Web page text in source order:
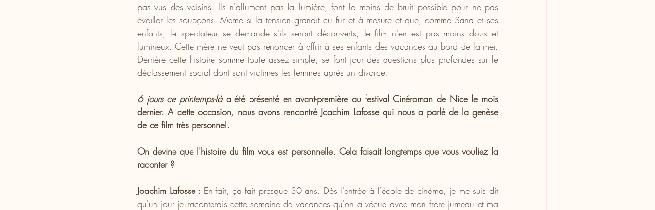
pas vus des voisins. Ils n'allument pas la lumière, font le moins de bruit possible pour ne pas
éveiller les soupçons. Même si la tension grandit au fur et à mesure et que, comme Sana et ses
enfants, le spectateur se demande s'ils seront découverts, le film n'en est pas moins doux et
lumineux. Cette mère ne veut pas renoncer à offrir à ses enfants des vacances au bord de la mer.
Derrière cette histoire somme toute assez simple, se font jour des questions plus profondes sur le
déclassement social dont sont victimes les femmes après un divorce.
6 jours ce printemps-là a été présenté en avant-première au festival Cinéroman de Nice le mois
dernier. A cette occasion, nous avons rencontré Joachim Lafosse qui nous a parlé de la genèse
de ce film très personnel.
On devine que l'histoire du film vous est personnelle. Cela faisait longtemps que vous vouliez la
raconter ?
Joachim Lafosse : En fait, ça fait presque 30 ans. Dès l'entrée à l'école de cinéma, je me suis dit
qu'un jour je raconterais cette semaine de vacances qu'on a vécue avec mon frère jumeau et ma